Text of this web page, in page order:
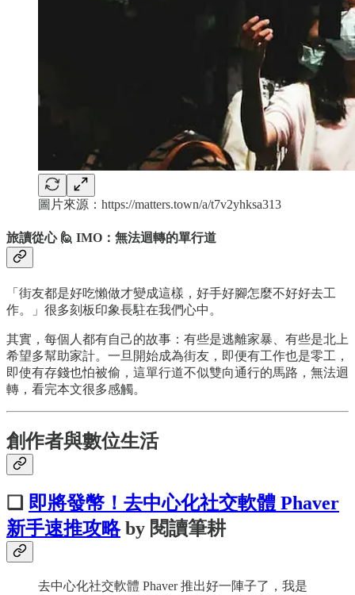
圖片來源：https://matters.town/a/t7v2yhksa313
旅讀從心 🙋 IMO：無法迴轉的單行道
「街友都是好吃懶做才變成這樣，好手好腳怎麼不好好去工
作。」很多刻板印象長駐在我們心中。
其實，每個人都有自己的故事：有些是逃離家暴、有些是北上
希望多幫助家計。一旦開始成為街友，即便有工作也是零工，
即使有存錢也怕被偷，這單行道不似雙向通行的馬路，無法迴
轉，看完本文很多感觸。
創作者與數位生活
❏ 即將發幣！去中心化社交軟體 Phaver
新手速推攻略by 閱讀筆耕
去中心化社交軟體 Phaver 推出好一陣子了，我是